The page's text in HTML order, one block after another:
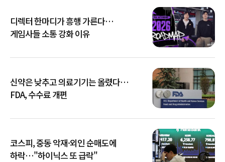
디렉터 한마디가 흥행 가른다…
게임사들 소통 강화 이유
신약은 낮추고 의료기기는 올렸다…
FDA, 수수료 개편
코스피, 중동 악재·외인 순매도에
하락…"하이닉스 또 급락"